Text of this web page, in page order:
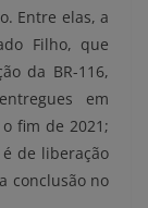
Entre elas, a
Filho, que
da BR-116,
em
fim de 2021;
de liberação
conclusão no